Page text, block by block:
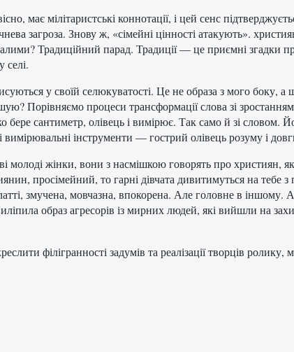
має мілітаристські коннотації, і цей сенс
загроза. Знову ж, «сімейні цінності атакують».
Традиційний парад. Традиції — це приємні згадки
селі.
у своїй селюкуватості. Це не образа з мого боку, а
Порівняємо процеси трансформації слова зі
сантиметр, олівець і вимірює. Так само й зі словом.
вимірювальні інструменти — гострий олівець розуму і
молоді жінки, вони з насмішкою говорять про християн,
просімейний, то гарні дівчата дивитимуться на тебе
змучена, мовчазна, впокорена. Але головне в іншому.
образ агресорів із мирних людей, які вийшли на
філігранності задумів та реалізації творців ролику,